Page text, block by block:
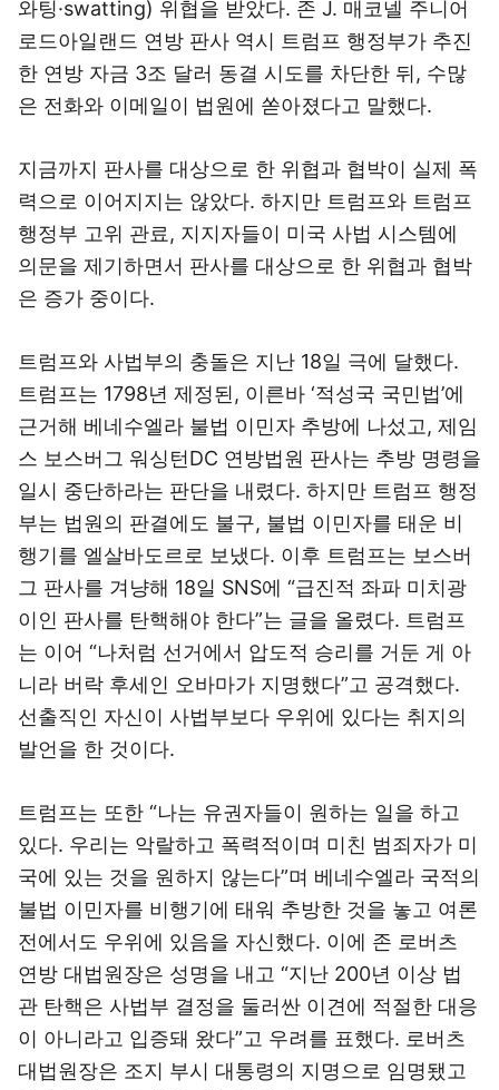
와팅·swatting) 위협을 받았다. 존 J. 매코넬 주니어
로드아일랜드 연방 판사 역시 트럼프 행정부가 추진
한 연방 자금 3조 달러 동결 시도를 차단한 뒤, 수많
은 전화와 이메일이 법원에 쏟아졌다고 말했다.
지금까지 판사를 대상으로 한 위협과 협박이 실제 폭
력으로 이어지지는 않았다. 하지만 트럼프와 트럼프
행정부 고위 관료, 지지자들이 미국 사법 시스템에
의문을 제기하면서 판사를 대상으로 한 위협과 협박
은 증가 중이다.
트럼프와 사법부의 충돌은 지난 18일 극에 달했다.
트럼프는 1798년 제정된, 이른바 ‘적성국 국민법’에
근거해 베네수엘라 불법 이민자 추방에 나섰고, 제임
스 보스버그 워싱턴DC 연방법원 판사는 추방 명령을
일시 중단하라는 판단을 내렸다. 하지만 트럼프 행정
부는 법원의 판결에도 불구, 불법 이민자를 태운 비
행기를 엘살바도르로 보냈다. 이후 트럼프는 보스버
그 판사를 겨냥해 18일 SNS에 “급진적 좌파 미치광
이인 판사를 탄핵해야 한다”는 글을 올렸다. 트럼프
는 이어 “나처럼 선거에서 압도적 승리를 거둔 게 아
니라 버락 후세인 오바마가 지명했다”고 공격했다.
선출직인 자신이 사법부보다 우위에 있다는 취지의
발언을 한 것이다.
트럼프는 또한 “나는 유권자들이 원하는 일을 하고
있다. 우리는 악랄하고 폭력적이며 미친 범죄자가 미
국에 있는 것을 원하지 않는다”며 베네수엘라 국적의
불법 이민자를 비행기에 태워 추방한 것을 놓고 여론
전에서도 우위에 있음을 자신했다. 이에 존 로버츠
연방 대법원장은 성명을 내고 “지난 200년 이상 법
관 탄핵은 사법부 결정을 둘러싼 이견에 적절한 대응
이 아니라고 입증돼 왔다”고 우려를 표했다. 로버츠
대법원장은 조지 부시 대통령의 지명으로 임명됐고